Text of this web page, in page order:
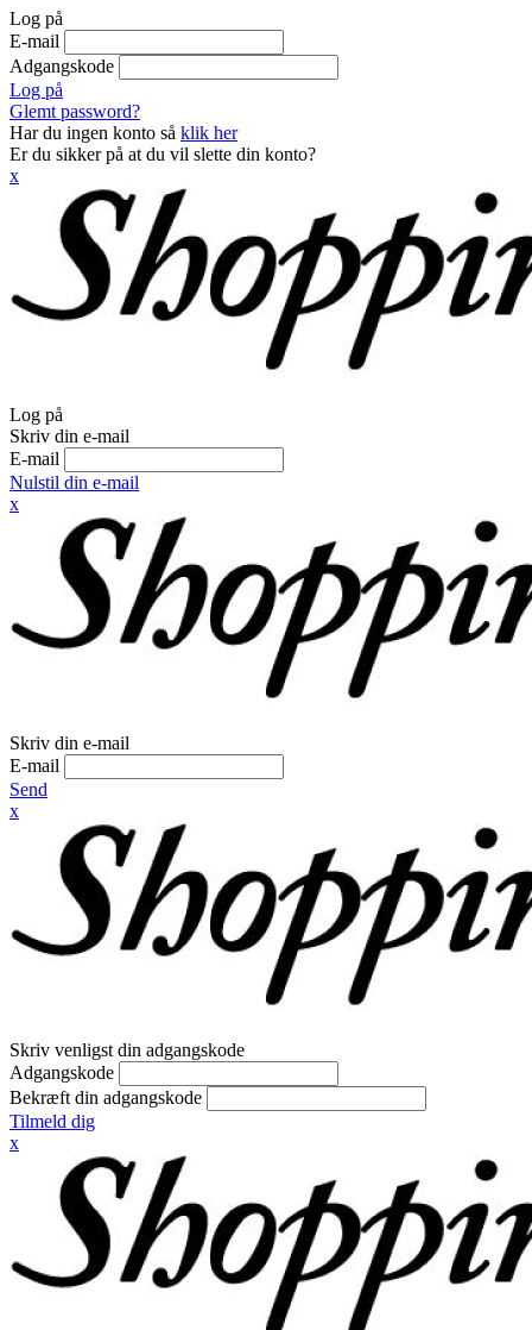
Log på
E-mail
Adgangskode
Log på
Glemt password?
Har du ingen konto så klik her
Er du sikker på at du vil slette din konto?
x
Log på
Skriv din e-mail
E-mail
Nulstil din e-mail
x
Skriv din e-mail
E-mail
Send
x
Skriv venligst din adgangskode
Adgangskode
Bekræft din adgangskode
Tilmeld dig
x